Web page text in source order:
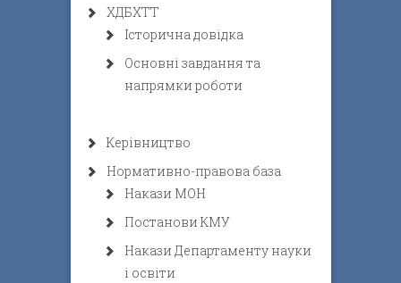
ХДБХТТ
Історична довідка
Основні завдання та
напрямки роботи
Керівництво
Нормативно-правова база
Накази МОН
Постанови КМУ
Накази Департаменту науки
і освіти